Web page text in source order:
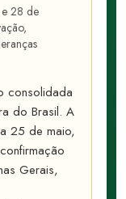
28 de
consolidada
do Brasil. A
25 de maio,
Gerais,